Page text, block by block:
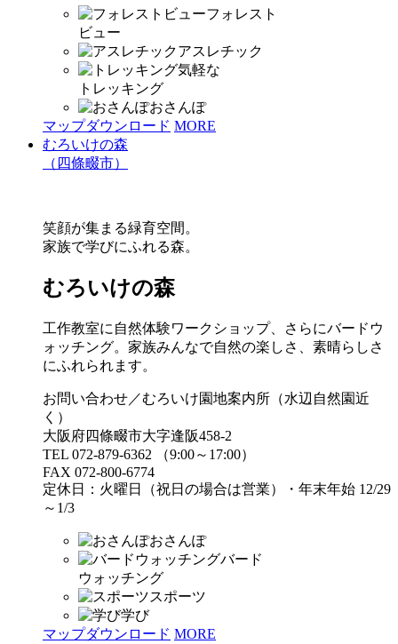
フォレスト
ビュー
アスレチック
気軽な
トレッキング
おさんぽ
マップダウンロード MORE
むろいけの森
（四條畷市）
笑顔が集まる緑育空間。
家族で学びにふれる森。
むろいけの森
工作教室に自然体験ワークショップ、さらにバードウ
ォッチング。家族みんなで自然の楽しさ、素晴らしさ
にふれられます。
お問い合わせ／むろいけ園地案内所（水辺自然園近
く）
大阪府四條畷市大字逢阪458-2
TEL 072-879-6362 （9:00～17:00）
FAX 072-800-6774
定休日：火曜日（祝日の場合は営業）・年末年始 12/29
～1/3
おさんぽ
バード
ウォッチング
スポーツ
学び
マップダウンロード MORE